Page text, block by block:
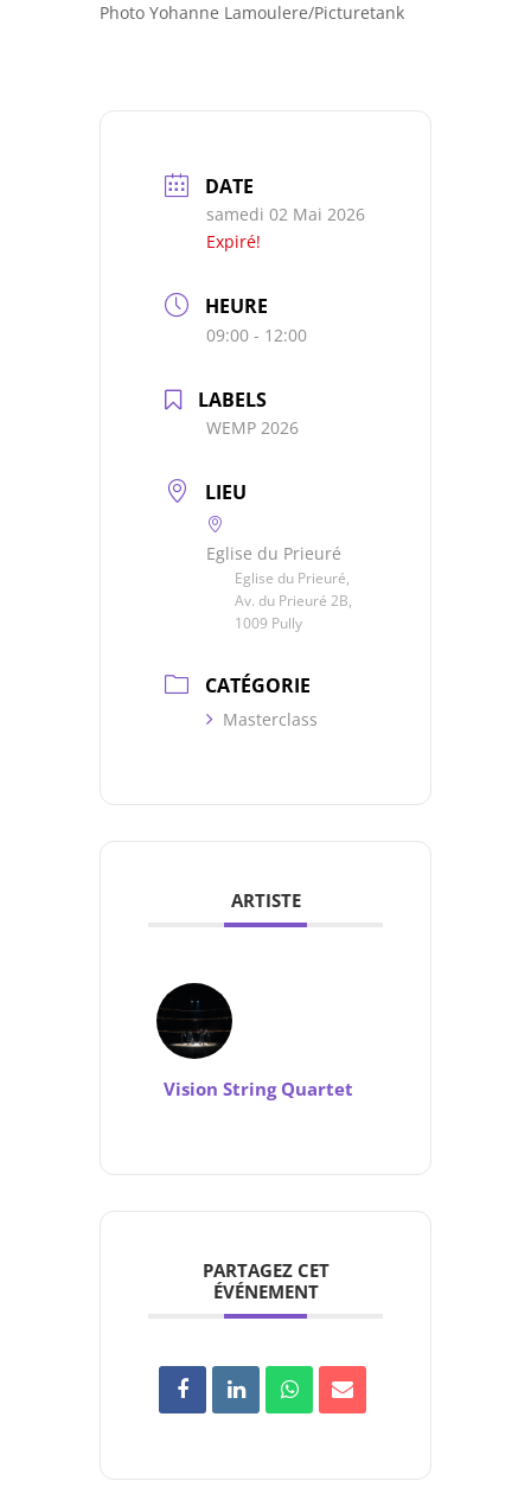
Photo Yohanne Lamoulere/Picturetank
DATE
samedi 02 Mai 2026
Expiré!
HEURE
09:00 - 12:00
LABELS
WEMP 2026
LIEU
Eglise du Prieuré
Eglise du Prieuré,
Av. du Prieuré 2B,
1009 Pully
CATÉGORIE
Masterclass
ARTISTE
Vision String Quartet
PARTAGEZ CET
ÉVÉNEMENT